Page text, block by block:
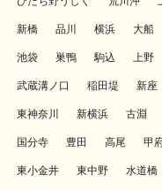
新橋 品川 横浜 大船
池袋 巣鴨 駒込 上野
武蔵溝ノ口 稲田堤 新座
東神奈川 新横浜 古淵
国分寺 豊田 高尾 甲
東小金井 東中野 水道橋